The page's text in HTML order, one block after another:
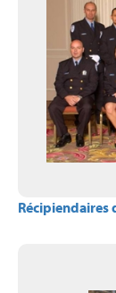
Récipiendaires